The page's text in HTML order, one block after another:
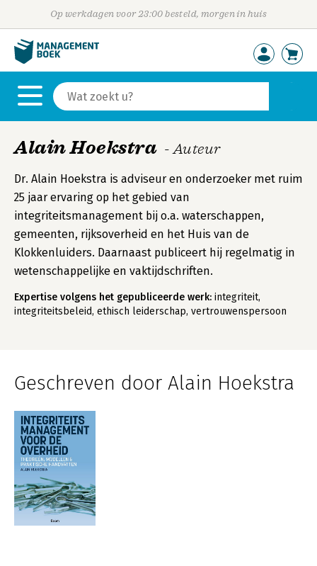
Op werkdagen voor 23:00 besteld, morgen in huis
Alain Hoekstra - Auteur
Dr. Alain Hoekstra is adviseur en onderzoeker met ruim
25 jaar ervaring op het gebied van
integriteitsmanagement bij o.a. waterschappen,
gemeenten, rijksoverheid en het Huis van de
Klokkenluiders. Daarnaast publiceert hij regelmatig in
wetenschappelijke en vaktijdschriften.
Expertise volgens het gepubliceerde werk: integriteit,
integriteitsbeleid, ethisch leiderschap, vertrouwenspersoon
Geschreven door Alain Hoekstra